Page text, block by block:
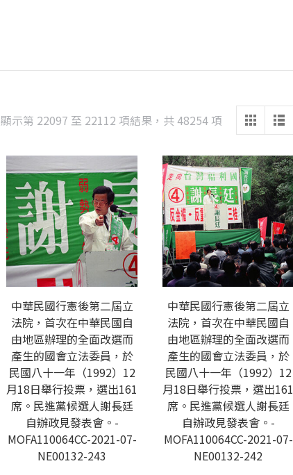
顯示第 22097 至 22112 項結果，共 48254 項 Sorted
latest
中華民國行憲後第二屆立
法院，首次在中華民國自
由地區辦理的全面改選而
產生的國會立法委員，於
民國八十一年（1992）12
月18日舉行投票，選出161
席。民進黨候選人謝長廷
自辦政見發表會。-
MOFA110064CC-2021-07-
NE00132-243
中華民國行憲後第二屆立
法院，首次在中華民國自
由地區辦理的全面改選而
產生的國會立法委員，於
民國八十一年（1992）12
月18日舉行投票，選出161
席。民進黨候選人謝長廷
自辦政見發表會。-
MOFA110064CC-2021-07-
NE00132-242